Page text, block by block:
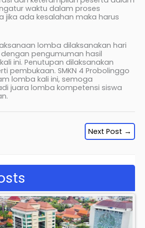
waktu dalam proses
jika ada kesalahan maka harus
lomba dilaksanakan hari
pengumuman hasil
ini. Penutupan dilaksanakan
pembukaan. SMKN 4 Probolinggo
lomba kali ini, semoga
juara lomba kompetensi siswa
Next Post →